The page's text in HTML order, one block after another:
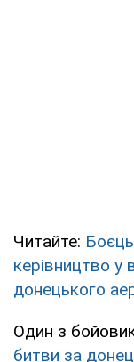
Читайте:
керівництво у
донецького
Один з
битви за